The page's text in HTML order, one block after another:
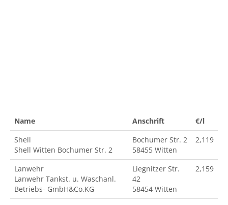
Name Anschrift
€/l
Shell
Shell Witten Bochumer Str. 2
Bochumer Str. 2
58455 Witten
2,119
Lanwehr
Lanwehr Tankst. u. Waschanl.
Betriebs- GmbH&Co.KG
Liegnitzer Str.
42
58454 Witten
2,159